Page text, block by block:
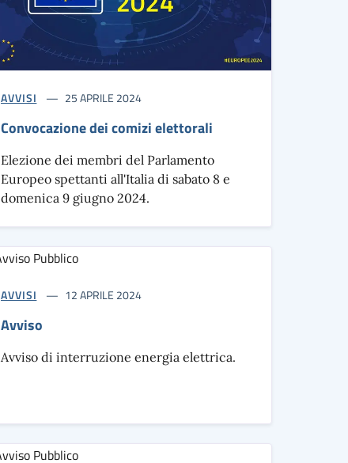
AVVISI 25 APRILE 2024
Convocazione dei comizi elettorali
Elezione dei membri del Parlamento
Europeo spettanti all'Italia di sabato 8 e
domenica 9 giugno 2024.
AVVISI 12 APRILE 2024
Avviso
Avviso di interruzione energia elettrica.